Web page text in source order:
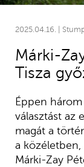
2025.04.16. |
Márki-
Tisza
Éppen
választást az
magát a
a
Márki-Zay